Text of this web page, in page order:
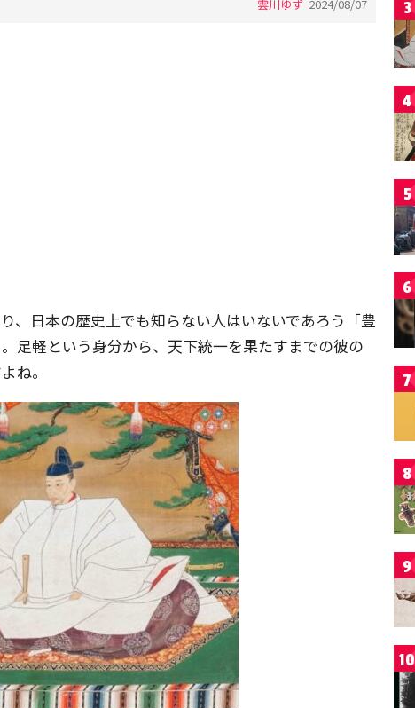
雲川ゆず 2024/08/07
、日本の歴史上でも知らない人はいないであろう「豊
足軽という身分から、天下統一を果たすまでの彼の
ね。
3
4
5
6
7
8
9
10